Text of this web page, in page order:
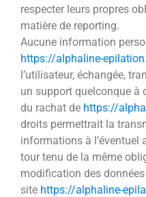
respecter leurs propres
matière de reporting.
Aucune information
https://alphaline-
l’utilisateur, échangée,
un support quelconque à
du rachat de https://
droits permettrait la
informations à l’éventuel
tour tenu de la même
modification des
site https://alphaline-